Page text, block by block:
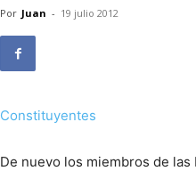
Por Juan - 19 julio 2012
Constituyentes
De nuevo los miembros de